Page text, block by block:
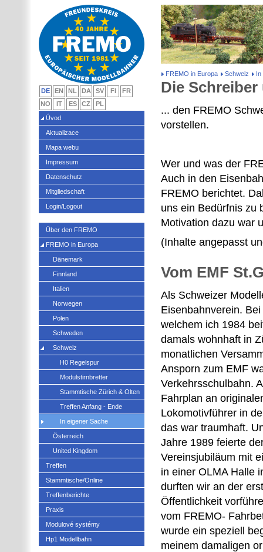
FREMO in Europa Schweiz In
Die
... den FREMO
vorstellen.
Wer und was der
Auch in den
FREMO berichtet.
uns ein Bedürfnis zu
Motivation dazu war
(Inhalte angepasst
Vom EMF
Als Schweizer
Eisenbahnverein.
welchem ich 1984
damals wohnhaft in
monatlichen
Ansporn zum EMF
Verkehrsschulbahn.
Fahrplan an
Lokomotivführer in
das war traumhaft.
Jahre 1989 feierte
Vereinsjubiläum mit
in einer OLMA Halle
durften wir an der
Öffentlichkeit
vom FREMO-
wurde ein speziell
meinem damaligen
DE EN NL DA SV FI
FR
NO
IT ES CZ
PL
Úvod
Aktualizace
Mapa webu
Impressum
Datenschutz
Mitgliedschaft
Login/Logout
Über den FREMO
FREMO in Europa
Dänemark
Finnland
Italien
Norwegen
Polen
Schweden
Schweiz
H0 Regelspur
Modulstirnbretter
Stammtische Zürich & Olten
Treffen Anfang - Ende
In eigener Sache
Österreich
United Kingdom
Treffen
Stammtische/Online
Treffenberichte
Praxis
Modulové systémy
Hp1 Modellbahn